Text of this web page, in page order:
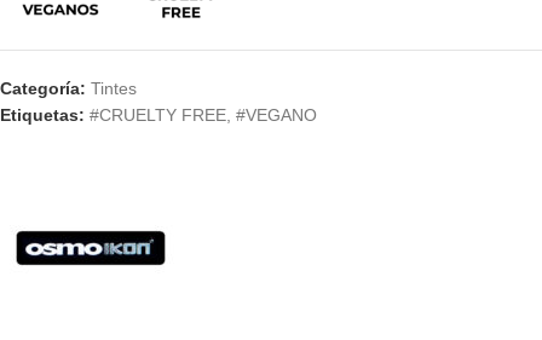
Categoría: Tintes
Etiquetas: #CRUELTY FREE #VEGANO